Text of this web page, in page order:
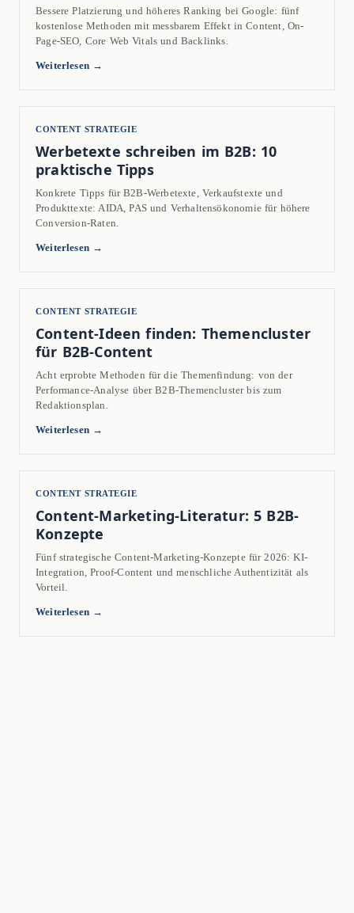
Bessere Platzierung und höheres Ranking bei Google: fünf
kostenlose Methoden mit messbarem Effekt in Content, On-
Page-SEO, Core Web Vitals und Backlinks.
Weiterlesen →
CONTENT STRATEGIE
Werbetexte schreiben im B2B: 10
praktische Tipps
Konkrete Tipps für B2B-Werbetexte, Verkaufstexte und
Produkttexte: AIDA, PAS und Verhaltensökonomie für höhere
Conversion-Raten.
Weiterlesen →
CONTENT STRATEGIE
Content-Ideen finden: Themencluster
für B2B-Content
Acht erprobte Methoden für die Themenfindung: von der
Performance-Analyse über B2B-Themencluster bis zum
Redaktionsplan.
Weiterlesen →
CONTENT STRATEGIE
Content-Marketing-Literatur: 5 B2B-
Konzepte
Fünf strategische Content-Marketing-Konzepte für 2026: KI-
Integration, Proof-Content und menschliche Authentizität als
Vorteil.
Weiterlesen →